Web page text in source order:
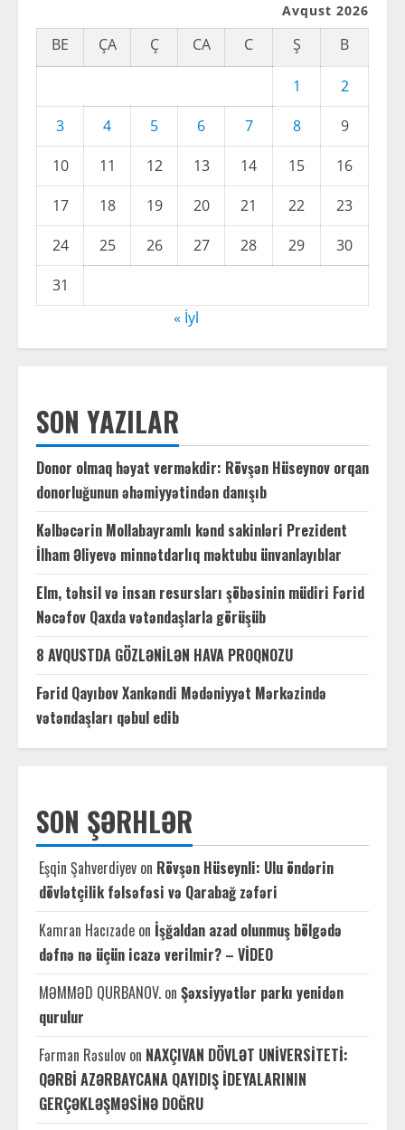
Avqust 2026
BE ÇA Ç CA C Ş B
1
2
3
4 5 6 7 8
9
10
11 12 13 14 15
16
17
18 19 20 21 22
23
24
25 26 27 28 29
30
31
« İyl
SON YAZILAR
Donor olmaq həyat verməkdir: Rövşən Hüseynov orqan
donorluğunun əhəmiyyətindən danışıb
Kəlbəcərin Mollabayramlı kənd sakinləri Prezident
İlham Əliyevə minnətdarlıq məktubu ünvanlayıblar
Elm, təhsil və insan resursları şöbəsinin müdiri Fərid
Nəcəfov Qaxda vətəndaşlarla görüşüb
8 AVQUSTDA GÖZLƏNİLƏN HAVA PROQNOZU
Fərid Qayıbov Xankəndi Mədəniyyət Mərkəzində
vətəndaşları qəbul edib
SON ŞƏRHLƏR
Eşqin Şahverdiyev on Rövşən Hüseynli: Ulu öndərin
dövlətçilik fəlsəfəsi və Qarabağ zəfəri
Kamran Hacızade on İşğaldan azad olunmuş bölgədə
dəfnə nə üçün icazə verilmir? – VİDEO
MƏMMƏD QURBANOV. on Şəxsiyyətlər parkı yenidən
qurulur
Fərman Rəsulov on NAXÇIVAN DÖVLƏT UNİVERSİTETİ:
QƏRBİ AZƏRBAYCANA QAYIDIŞ İDEYALARININ
GERÇƏKLƏŞMƏSİNƏ DOĞRU